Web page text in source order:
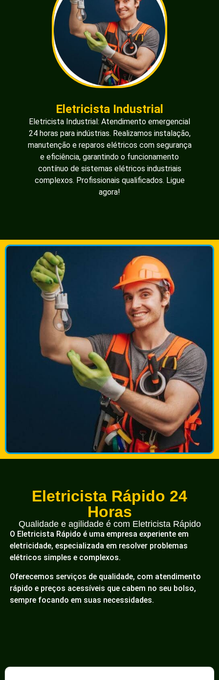
Eletricista Industrial
Eletricista Industrial: Atendimento emergencial
24 horas para indústrias. Realizamos instalação,
manutenção e reparos elétricos com segurança
e eficiência, garantindo o funcionamento
contínuo de sistemas elétricos industriais
complexos. Profissionais qualificados. Ligue
agora!
Eletricista Rápido 24
Horas
Qualidade e agilidade é com Eletricista Rápido
O Eletricista Rápido é uma empresa experiente em
eletricidade, especializada em resolver problemas
elétricos simples e complexos.
Oferecemos serviços de qualidade, com atendimento
rápido e preços acessíveis que cabem no seu bolso,
sempre focando em suas necessidades.